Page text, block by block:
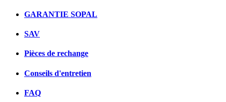
GARANTIE SOPAL
SAV
Pièces de rechange
Conseils d'entretien
FAQ